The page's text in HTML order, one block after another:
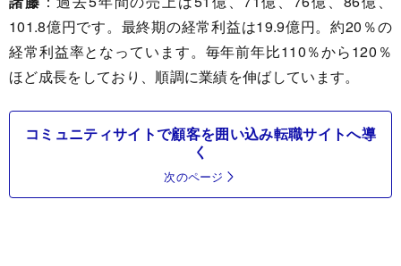
101.8億円です。最終期の経常利益は19.9億円。約20％の
経常利益率となっています。毎年前年比110％から120％
ほど成長をしており、順調に業績を伸ばしています。
コミュニティサイトで顧客を囲い込み転職サイトへ導
く
次のページ